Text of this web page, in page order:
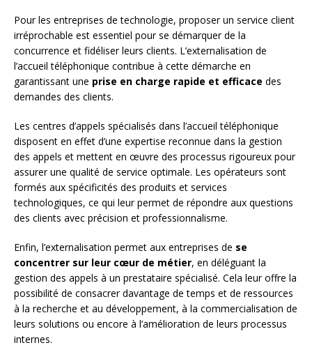
Pour les entreprises de technologie, proposer un service client
irréprochable est essentiel pour se démarquer de la
concurrence et fidéliser leurs clients. L’externalisation de
l’accueil téléphonique contribue à cette démarche en
garantissant une prise en charge rapide et efficace des
demandes des clients.
Les centres d’appels spécialisés dans l’accueil téléphonique
disposent en effet d’une expertise reconnue dans la gestion
des appels et mettent en œuvre des processus rigoureux pour
assurer une qualité de service optimale. Les opérateurs sont
formés aux spécificités des produits et services
technologiques, ce qui leur permet de répondre aux questions
des clients avec précision et professionnalisme.
Enfin, l’externalisation permet aux entreprises de se
concentrer sur leur cœur de métier, en déléguant la
gestion des appels à un prestataire spécialisé. Cela leur offre la
possibilité de consacrer davantage de temps et de ressources
à la recherche et au développement, à la commercialisation de
leurs solutions ou encore à l’amélioration de leurs processus
internes.